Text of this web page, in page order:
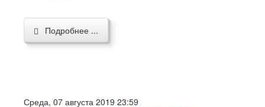
Подробнее ...
Среда, 07 августа 2019 23:59